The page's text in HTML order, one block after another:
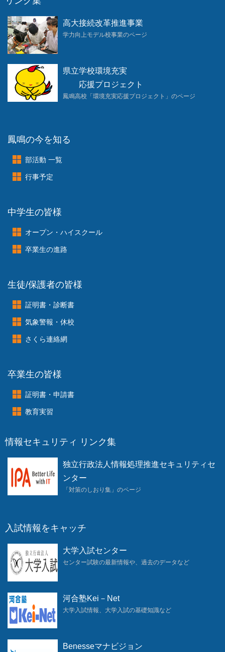
高大接続改革推進事業
学力向上モデル校事業のページ
県立学校環境充実
応援プロジェクト
鳳鳴高校「環境充実応援プロジェクト」のページ
鳳鳴の今を知る
部活動 一覧
行事予定
中学生の皆様
オープン・ハイスクール
卒業生の進路
生徒/保護者の皆様
証明書・診断書
気象警報・休校
さくら連絡網
卒業生の皆様
証明書・申請書
教育実習
情報セキュリティ リンク集
独立行政法人情報処理推進セキュリティセ
ンター
「対策のしおり集」のページ
入試情報をキャッチ
大学入試センター
センター試験の最新情報や、過去のデータなど
河合塾Kei－Net
大学入試情報、大学入試の基礎知識など
Benesseマナビジョン